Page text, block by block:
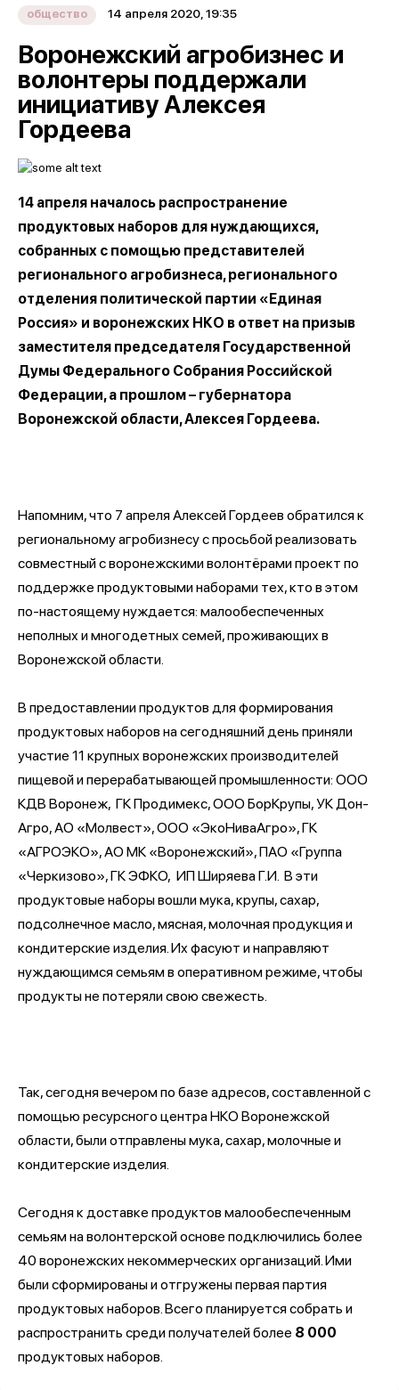
общество 14 апреля 2020, 19:35
Воронежский агробизнес и
волонтеры поддержали
инициативу Алексея
Гордеева
14 апреля началось распространение
продуктовых наборов для нуждающихся,
собранных с помощью представителей
регионального агробизнеса, регионального
отделения политической партии «Единая
Россия» и воронежских НКО в ответ на призыв
заместителя председателя Государственной
Думы Федерального Собрания Российской
Федерации, а прошлом – губернатора
Воронежской области, Алексея Гордеева.
Напомним, что 7 апреля Алексей Гордеев обратился к
региональному агробизнесу с просьбой реализовать
совместный с воронежскими волонтёрами проект по
поддержке продуктовыми наборами тех, кто в этом
по-настоящему нуждается: малообеспеченных
неполных и многодетных семей, проживающих в
Воронежской области.
В предоставлении продуктов для формирования
продуктовых наборов на сегодняшний день приняли
участие 11 крупных воронежских производителей
пищевой и перерабатывающей промышленности: ООО
КДВ Воронеж, ГК Продимекс, ООО БорКрупы, УК Дон-
Агро, АО «Молвест», ООО «ЭкоНиваАгро», ГК
«АГРОЭКО», АО МК «Воронежский», ПАО «Группа
«Черкизово», ГК ЭФКО, ИП Ширяева Г.И. В эти
продуктовые наборы вошли мука, крупы, сахар,
подсолнечное масло, мясная, молочная продукция и
кондитерские изделия. Их фасуют и направляют
нуждающимся семьям в оперативном режиме, чтобы
продукты не потеряли свою свежесть.
Так, сегодня вечером по базе адресов, составленной с
помощью ресурсного центра НКО Воронежской
области, были отправлены мука, сахар, молочные и
кондитерские изделия.
Сегодня к доставке продуктов малообеспеченным
семьям на волонтерской основе подключились более
40 воронежских некоммерческих организаций. Ими
были сформированы и отгружены первая партия
продуктовых наборов. Всего планируется собрать и
распространить среди получателей более 8 000
продуктовых наборов.